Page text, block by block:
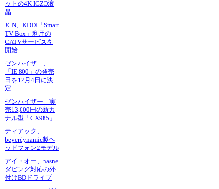
ットの4K IGZO液
晶
JCN、KDDI「Smart
TV Box」利用の
CATVサービスを
開始
ゼンハイザー、
「IE 800」の発売
日を12月4日に決
定
ゼンハイザー、実
売13,000円の新カ
ナル型「CX985」
ティアック、
beyerdynamic製ヘ
ッドフォン2モデル
アイ・オー、nasne
ダビング対応の外
付けBDドライブ